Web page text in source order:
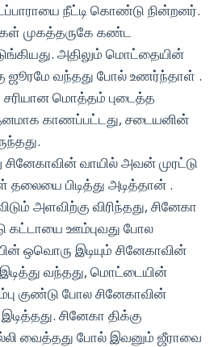
நீட்டி கொண்டு நின்றனர்.
முகத்தருகே கண்ட
அதிலும் மொட்தையின்
ஜூரமே வந்தது போல் உணர்ந்தாள் .
சரியான மொத்தம் புடைத்த
காணப்பட்டது, சடையனின்
வாயில் அவன் முரட்டு
பிடித்து அடித்தான் .
அளவிற்கு விரிந்தது, சினேகா
கட்டாயை ஊம்புவது போல
ஒவொரு இடியும் சினேகாவின்
வந்தது, மொட்டையின்
குண்டு போல சினேகாவின்
சினேகா திக்கு
வைத்தது போல் இவனும் ஜீராவை